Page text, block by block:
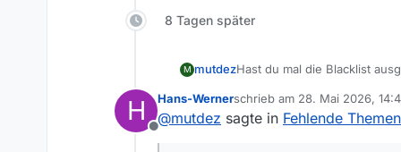
8 Tagen später
M mutdezHast du mal die Blacklist
H
Offline
Hans-Wernerschrieb am 28. Mai 2026,
zuletzt editiert von
@mutdez sagte in Fehlende Themen